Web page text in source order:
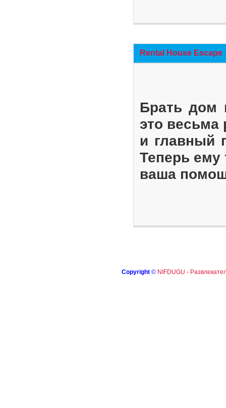
Rental House Escape
Брать дом
это весьма
и главный
Теперь ему
ваша
Copyright © NIFDUGU -